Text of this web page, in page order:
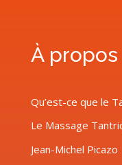
À propos
Qu’est-ce que le
Le Massage
Jean-Michel Picazo